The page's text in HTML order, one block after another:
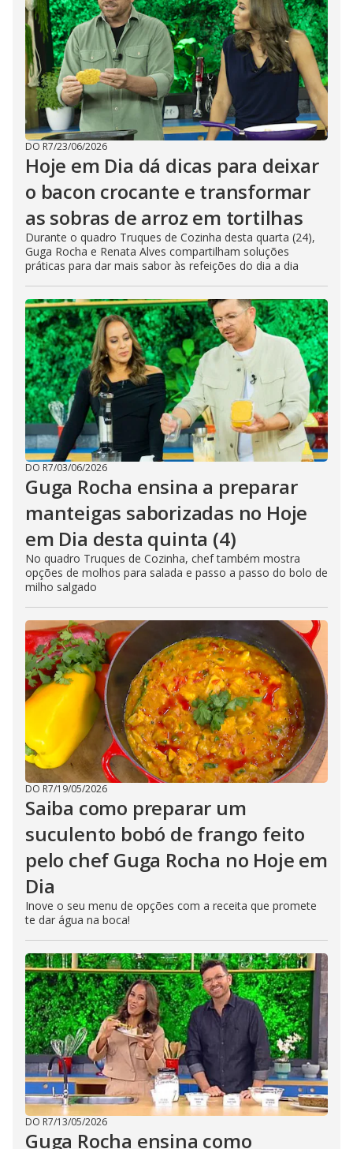
DO R7/23/06/2026
Hoje em Dia dá dicas para deixar
o bacon crocante e transformar
as sobras de arroz em tortilhas
Durante o quadro Truques de Cozinha desta quarta (24),
Guga Rocha e Renata Alves compartilham soluções
práticas para dar mais sabor às refeições do dia a dia
DO R7/03/06/2026
Guga Rocha ensina a preparar
manteigas saborizadas no Hoje
em Dia desta quinta (4)
No quadro Truques de Cozinha, chef também mostra
opções de molhos para salada e passo a passo do bolo de
milho salgado
DO R7/19/05/2026
Saiba como preparar um
suculento bobó de frango feito
pelo chef Guga Rocha no Hoje em
Dia
Inove o seu menu de opções com a receita que promete
te dar água na boca!
DO R7/13/05/2026
Guga Rocha ensina como